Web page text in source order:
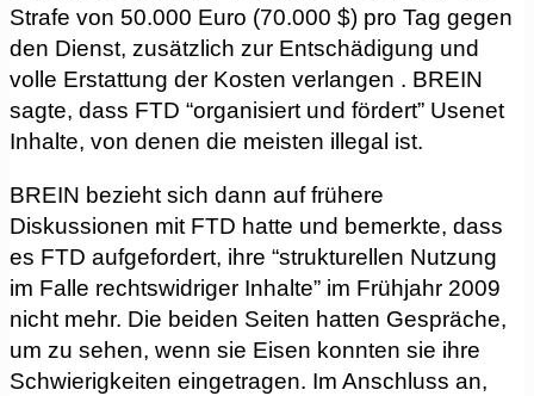
Strafe von 50.000 Euro (70.000 $) pro Tag gegen
den Dienst, zusätzlich zur Entschädigung und
volle Erstattung der Kosten verlangen . BREIN
sagte, dass FTD “organisiert und fördert” Usenet
Inhalte, von denen die meisten illegal ist.
BREIN bezieht sich dann auf frühere
Diskussionen mit FTD hatte und bemerkte, dass
es FTD aufgefordert, ihre “strukturellen Nutzung
im Falle rechtswidriger Inhalte” im Frühjahr 2009
nicht mehr. Die beiden Seiten hatten Gespräche,
um zu sehen, wenn sie Eisen konnten sie ihre
Schwierigkeiten eingetragen. Im Anschluss an,